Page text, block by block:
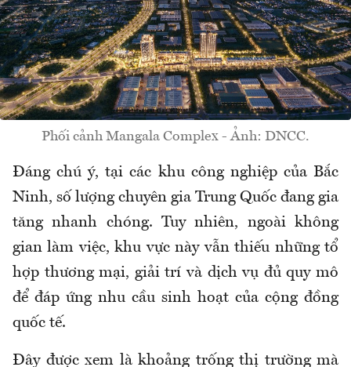
Phối cảnh Mangala Complex - Ảnh: DNCC.
Đáng chú ý, tại các khu công nghiệp của Bắc
Ninh, số lượng chuyên gia Trung Quốc đang gia
tăng nhanh chóng. Tuy nhiên, ngoài không
gian làm việc, khu vực này vẫn thiếu những tổ
hợp thương mại, giải trí và dịch vụ đủ quy mô
để đáp ứng nhu cầu sinh hoạt của cộng đồng
quốc tế.
Đây được xem là khoảng trống thị trường mà